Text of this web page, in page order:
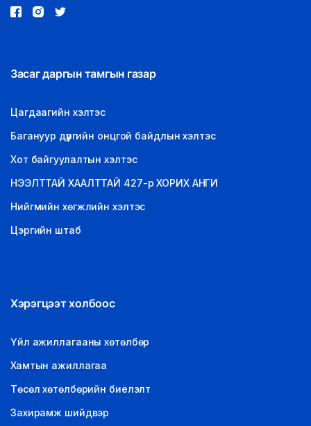
Засаг даргын тамгын газар
Цагдаагийн хэлтэс
Багануур дүүргийн онцгой байдлын хэлтэс
Хот байгуулалтын хэлтэс
НЭЭЛТТАЙ ХААЛТТАЙ 427-р ХОРИХ АНГИ
Нийгмийн хөгжлийн хэлтэс
Цэргийн штаб
Хэрэгцээт холбоос
Үйл ажиллагааны хөтөлбөр
Хамтын ажиллагаа
Төсөл хөтөлбөрийн биелэлт
Захирамж шийдвэр